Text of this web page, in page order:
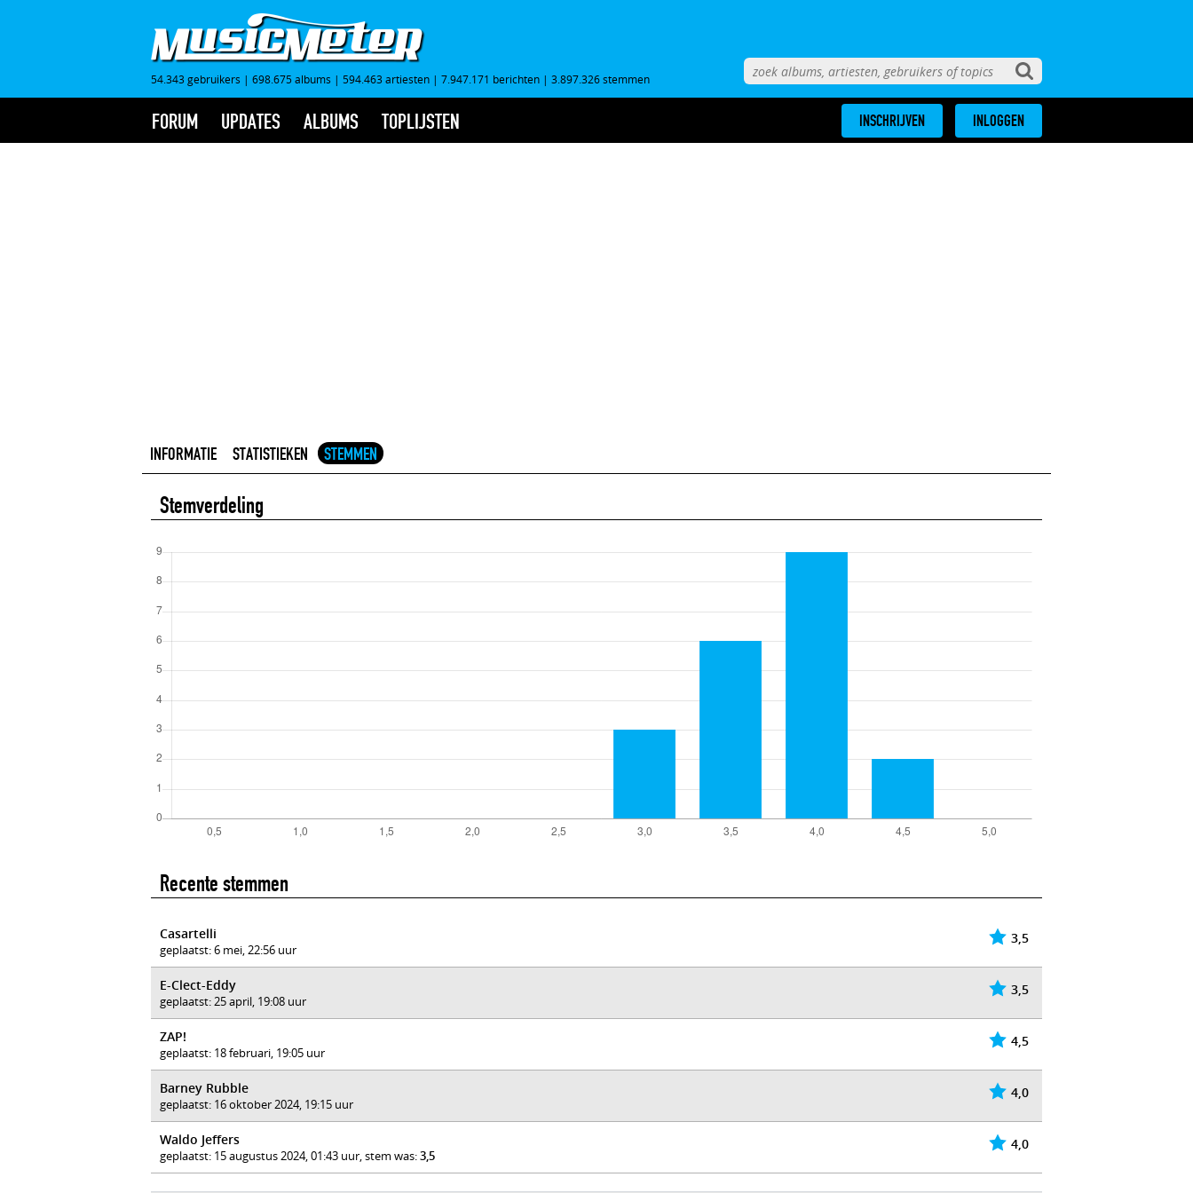
54.343 gebruikers | 698.675 albums | 594.463 artiesten | 7.947.171 berichten | 3.897.326 stemmen
FORUM UPDATES ALBUMS TOPLIJSTEN INSCHRIJVEN INLOGGEN
INFORMATIE STATISTIEKEN STEMMEN
Stemverdeling
Recente stemmen
3,5
Casartelli
geplaatst: 6 mei, 22:56 uur
3,5
E-Clect-Eddy
geplaatst: 25 april, 19:08 uur
4,5
ZAP!
geplaatst: 18 februari, 19:05 uur
4,0
Barney Rubble
geplaatst: 16 oktober 2024, 19:15 uur
4,0
Waldo Jeffers
geplaatst: 15 augustus 2024, 01:43 uur, stem was:3,5